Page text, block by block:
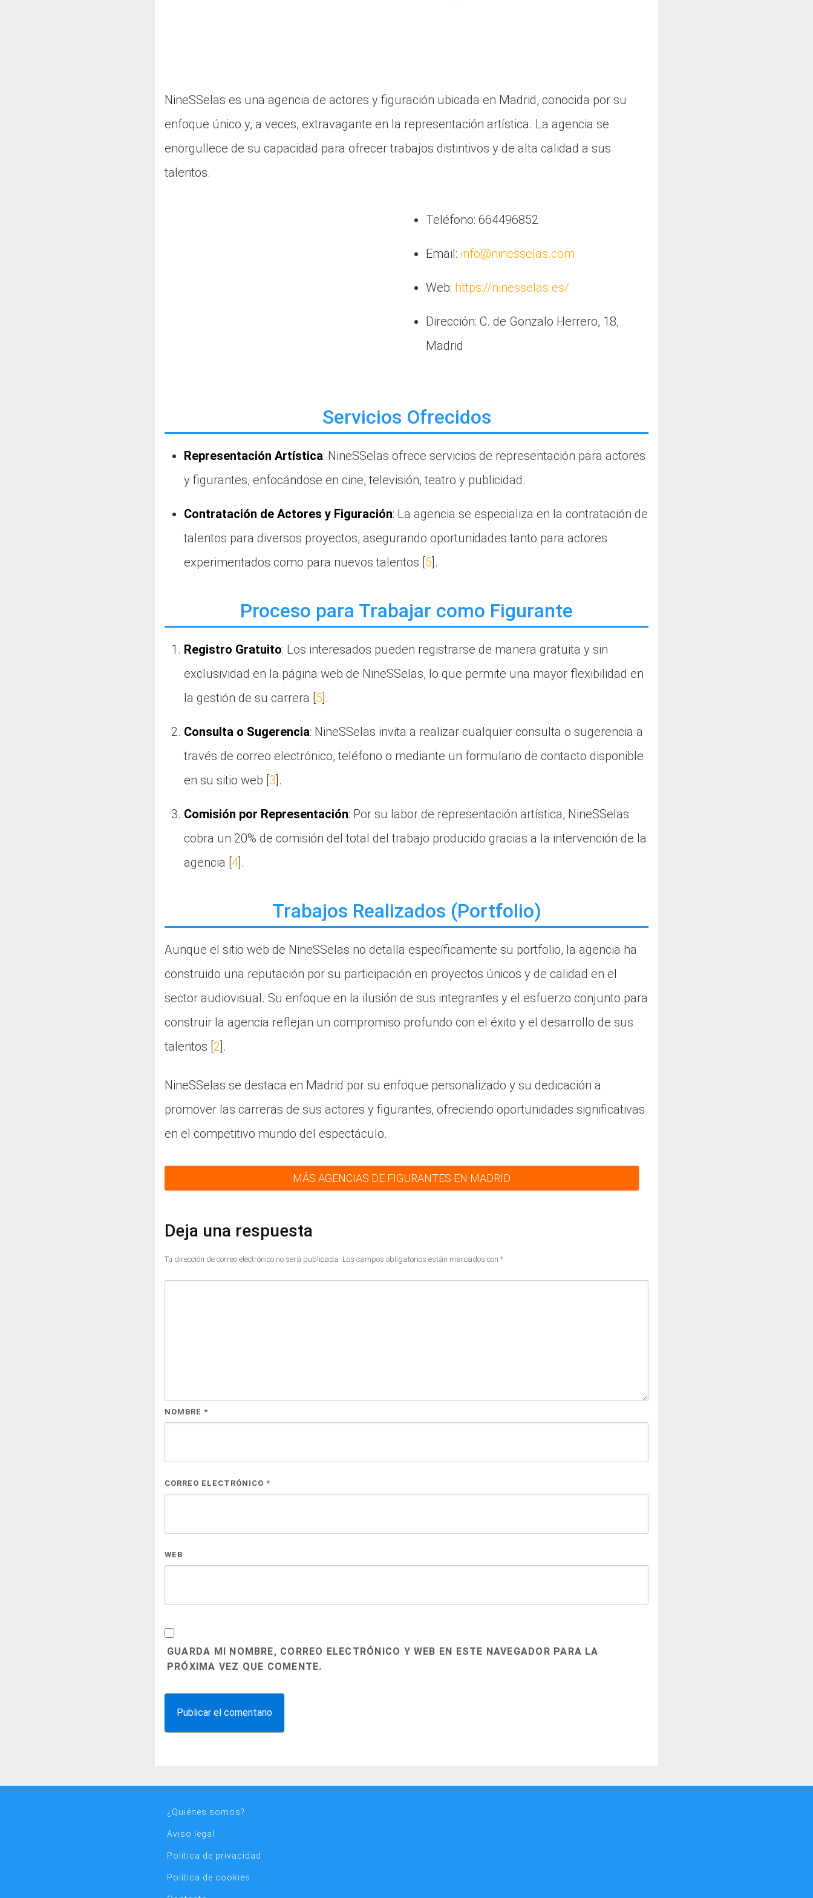
NineSSelas es una agencia de actores y figuración ubicada en Madrid, conocida por su
enfoque único y, a veces, extravagante en la representación artística. La agencia se
enorgullece de su capacidad para ofrecer trabajos distintivos y de alta calidad a sus
talentos.
Teléfono: 664496852
Email: info@ninesselas.com
Web: https://ninesselas.es/
Dirección: C. de Gonzalo Herrero, 18,
Madrid
Servicios Ofrecidos
Representación Artística: NineSSelas ofrece servicios de representación para actores
y figurantes, enfocándose en cine, televisión, teatro y publicidad.
Contratación de Actores y Figuración: La agencia se especializa en la contratación de
talentos para diversos proyectos, asegurando oportunidades tanto para actores
experimentados como para nuevos talentos [ 5 ].
Proceso para Trabajar como Figurante
Registro Gratuito: Los interesados pueden registrarse de manera gratuita y sin
exclusividad en la página web de NineSSelas, lo que permite una mayor flexibilidad en
la gestión de su carrera [ 5 ].
Consulta o Sugerencia: NineSSelas invita a realizar cualquier consulta o sugerencia a
través de correo electrónico, teléfono o mediante un formulario de contacto disponible
en su sitio web [ 3 ].
Comisión por Representación: Por su labor de representación artística, NineSSelas
cobra un 20% de comisión del total del trabajo producido gracias a la intervención de la
agencia [ 4 ].
Trabajos Realizados (Portfolio)
Aunque el sitio web de NineSSelas no detalla específicamente su portfolio, la agencia ha
construido una reputación por su participación en proyectos únicos y de calidad en el
sector audiovisual. Su enfoque en la ilusión de sus integrantes y el esfuerzo conjunto para
construir la agencia reflejan un compromiso profundo con el éxito y el desarrollo de sus
talentos [ 2 ].
NineSSelas se destaca en Madrid por su enfoque personalizado y su dedicación a
promover las carreras de sus actores y figurantes, ofreciendo oportunidades significativas
en el competitivo mundo del espectáculo.
MÁS AGENCIAS DE FIGURANTES EN MADRID
Deja una respuesta
Tu dirección de correo electrónico no será publicada. Los campos obligatorios están marcados con *
NOMBRE *
CORREO ELECTRÓNICO *
WEB
GUARDA MI NOMBRE, CORREO ELECTRÓNICO Y WEB EN ESTE NAVEGADOR PARA LA
PRÓXIMA VEZ QUE COMENTE.
¿Quiénes somos?
Aviso legal
Política de privacidad
Política de cookies